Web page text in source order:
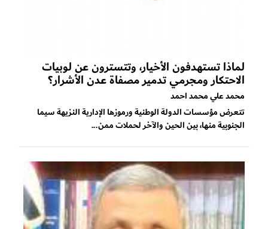
لماذا تستهدفون الأخيار، وتتسترون عن لوبيات
الاحتكار ومجرمي تدمير مصفاة عدن الأشرار؟
محمد علي محمد احمد
تتعرض مؤسسات الدولة الوطنية ورموزها الإدارية النزيهة سيما
الجنوبية منها، بين الحين والآخر لحملات ممن...